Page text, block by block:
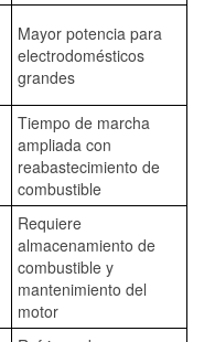
Mayor potencia para
electrodomésticos
grandes
Tiempo de marcha
ampliada con
reabastecimiento de
combustible
Requiere
almacenamiento de
combustible y
mantenimiento del
motor